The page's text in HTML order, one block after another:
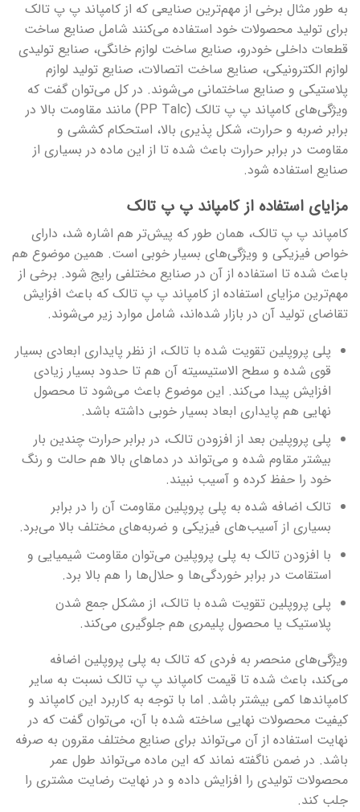
به طور مثال برخی از مهم‌ترین صنایعی که از کامپاند پ پ تالک
برای تولید محصولات خود استفاده می‌کنند شامل صنایع ساخت
قطعات داخلی خودرو، صنایع ساخت لوازم خانگی، صنایع تولیدی
لوازم الکترونیکی، صنایع ساخت اتصالات، صنایع تولید لوازم
پلاستیکی و صنایع ساختمانی می‌شوند. در کل می‌توان گفت که
ویژگی‌های کامپاند پ پ تالک (PP Talc) مانند مقاومت بالا در
برابر ضربه و حرارت، شکل پذیری بالا، استحکام کششی و
مقاومت در برابر حرارت باعث شده تا از این ماده در بسیاری از
صنایع استفاده شود.
مزایای استفاده از کامپاند پ پ تالک
کامپاند پ پ تالک، همان طور که پیش‌تر هم اشاره شد، دارای
خواص فیزیکی و ویژگی‌های بسیار خوبی است. همین موضوع هم
باعث شده تا استفاده از آن در صنایع مختلفی رایج شود. برخی از
مهم‌ترین مزایای استفاده از کامپاند پ پ تالک که باعث افزایش
تقاضای تولید آن در بازار شده‌اند، شامل موارد زیر می‌شوند.
پلی پروپلین تقویت شده با تالک، از نظر پایداری ابعادی بسیار
قوی شده و سطح الاستیسیته آن هم تا حدود بسیار زیادی
افزایش پیدا می‌کند. این موضوع باعث می‌شود تا محصول
نهایی هم پایداری ابعاد بسیار خوبی داشته باشد.
پلی پروپلین بعد از افزودن تالک، در برابر حرارت چندین بار
بیشتر مقاوم شده و می‌تواند در دماهای بالا هم حالت و رنگ
خود را حفظ کرده و آسیب نبیند.
تالک اضافه شده به پلی پروپلین مقاومت آن را در برابر
بسیاری از آسیب‌های فیزیکی و ضربه‌های مختلف بالا می‌برد.
با افزودن تالک به پلی پروپلین می‌توان مقاومت شیمیایی و
استقامت در برابر خوردگی‌ها و حلال‌ها را هم بالا برد.
پلی پروپلین تقویت شده با تالک، از مشکل جمع شدن
پلاستیک یا محصول پلیمری هم جلوگیری می‌کند.
ویژگی‌های منحصر به فردی که تالک به پلی پروپلین اضافه
می‌کند، باعث شده تا قیمت کامپاند پ پ تالک نسبت به سایر
کامپاندها کمی بیشتر باشد. اما با توجه به کاربرد این کامپاند و
کیفیت محصولات نهایی ساخته شده با آن، می‌توان گفت که در
نهایت استفاده از آن می‌تواند برای صنایع مختلف مقرون به صرفه
باشد. در ضمن ناگفته نماند که این ماده می‌تواند طول عمر
محصولات تولیدی را افزایش داده و در نهایت رضایت مشتری را
جلب کند.